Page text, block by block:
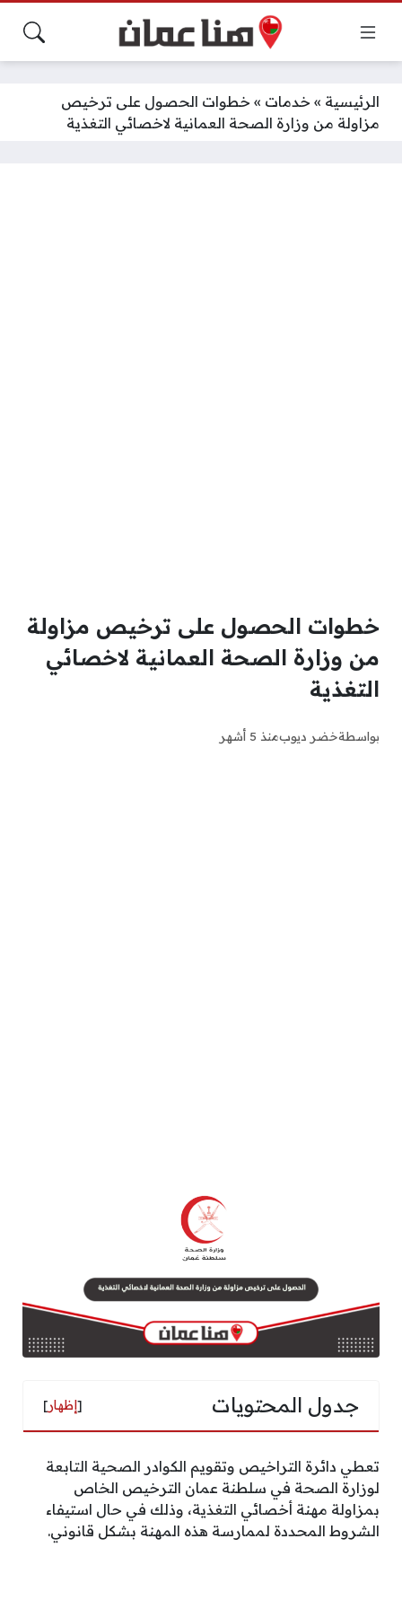
الرئيسية » خدمات » خطوات الحصول على ترخيص
مزاولة من وزارة الصحة العمانية لاخصائي التغذية
خطوات الحصول على ترخيص مزاولة
من وزارة الصحة العمانية لاخصائي
التغذية
بواسطةخضر ديوبمنذ 5 أشهر
جدول المحتويات [إظهار]
تعطي دائرة التراخيص وتقويم الكوادر الصحية التابعة
لوزارة الصحة في سلطنة عمان الترخيص الخاص
بمزاولة مهنة أخصائي التغذية، وذلك في حال استيفاء
الشروط المحددة لممارسة هذه المهنة بشكل قانوني.